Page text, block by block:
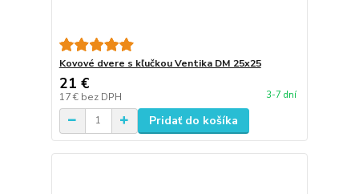
Kovové dvere s kľučkou Ventika DM 25x25
21 €
17 € bez DPH 3-7 dní
Pridať do košíka